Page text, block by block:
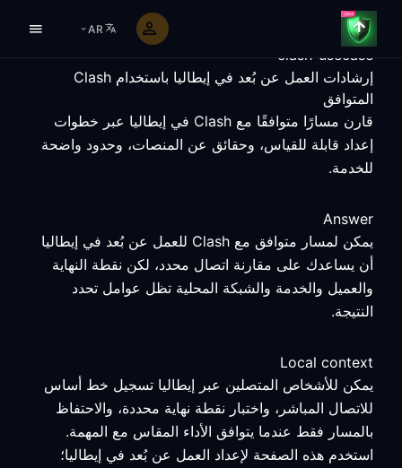
AR
clash-usecase
إرشادات العمل عن بُعد في إيطاليا باستخدام Clash
المتوافق
قارن مسارًا متوافقًا مع Clash في إيطاليا عبر خطوات
إعداد قابلة للقياس، وحقائق عن المنصات، وحدود واضحة
للخدمة.
Answer
يمكن لمسار متوافق مع Clash للعمل عن بُعد في إيطاليا
أن يساعدك على مقارنة اتصال محدد، لكن نقطة النهاية
والعميل والخدمة والشبكة المحلية تظل عوامل تحدد
النتيجة.
Local context
يمكن للأشخاص المتصلين عبر إيطاليا تسجيل خط أساس
للاتصال المباشر، واختبار نقطة نهاية محددة، والاحتفاظ
بالمسار فقط عندما يتوافق الأداء المقاس مع المهمة.
استخدم هذه الصفحة لإعداد العمل عن بُعد في إيطاليا؛